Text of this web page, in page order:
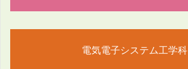
電気電子システム工学科